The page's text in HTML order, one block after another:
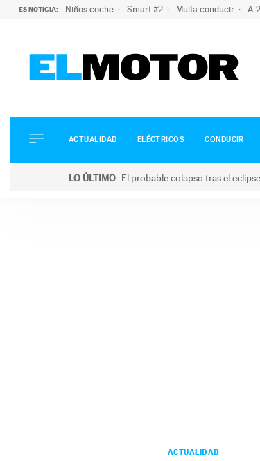
ES NOTICIA: Niños coche Smart #2 Multa conducir A-2
ELÉCTRICOS
CONDUCIR
ACTUALIDAD ELÉCTRICOS CONDUCIR
LO ÚLTIMO El probable colapso tras el
ACTUALIDAD